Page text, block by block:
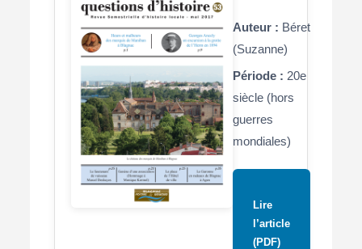
Auteur : Béret
(Suzanne)
Période : 20e
siècle (hors
guerres
mondiales)
Lire
l’article
(PDF)